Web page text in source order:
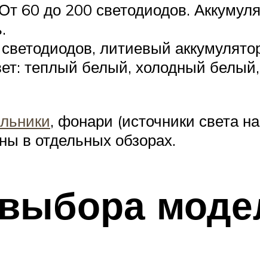
60 до 200 светодиодов.
литиевый
теплый белый, холодный
, фонари (источники света
в отдельных обзорах.